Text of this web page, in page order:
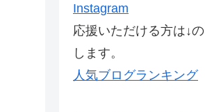
Instagram
応援いただける方は↓
します。
人気ブログランキング